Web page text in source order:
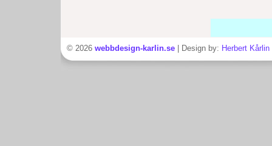
© 2026 webbdesign-karlin.se | Design by: Herbert Kårlin